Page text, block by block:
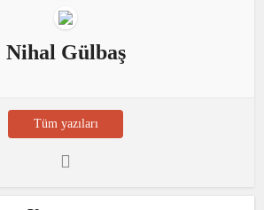
Nihal Gülbaş
Tüm yazıları